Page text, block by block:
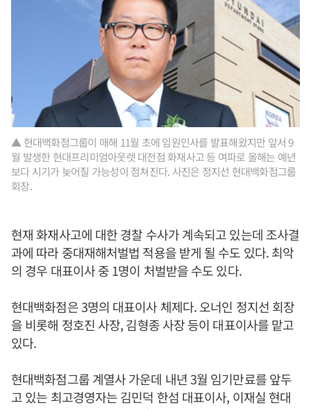
▲ 현대백화점그룹이 매해 11월 초에 임원인사를 발표해왔지만 앞서 9
월 발생한 현대프리미엄아웃렛 대전점 화재사고 등 여파로 올해는 예년
보다 시기가 늦어질 가능성이 점쳐진다. 사진은 정지선 현대백화점그룹
회장.
현재 화재사고에 대한 경찰 수사가 계속되고 있는데 조사결
과에 따라 중대재해처벌법 적용을 받게 될 수도 있다. 최악
의 경우 대표이사 중 1명이 처벌받을 수도 있다.
현대백화점은 3명의 대표이사 체제다. 오너인 정지선 회장
을 비롯해 정호진 사장, 김형종 사장 등이 대표이사를 맡고
있다.
현대백화점그룹 계열사 가운데 내년 3월 임기만료를 앞두
고 있는 최고경영자는 김민덕 한섬 대표이사, 이재실 현대